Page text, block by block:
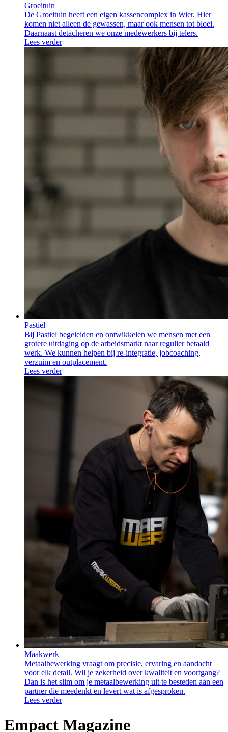
Groeituin
De Groeituin heeft een eigen kassencomplex in Wier. Hier
komen niet alleen de gewassen, maar ook mensen tot bloei.
Daarnaast detacheren we onze medewerkers bij telers.
Lees verder
Pastiel
Bij Pastiel begeleiden en ontwikkelen we mensen met een
grotere uitdaging op de arbeidsmarkt naar regulier betaald
werk. We kunnen helpen bij re-integratie, jobcoaching,
verzuim en outplacement.
Lees verder
Maakwerk
Metaalbewerking vraagt om precisie, ervaring en aandacht
voor elk detail. Wil je zekerheid over kwaliteit en voortgang?
Dan is het slim om je metaalbewerking uit te besteden aan een
partner die meedenkt en levert wat is afgesproken.
Lees verder
Empact Magazine